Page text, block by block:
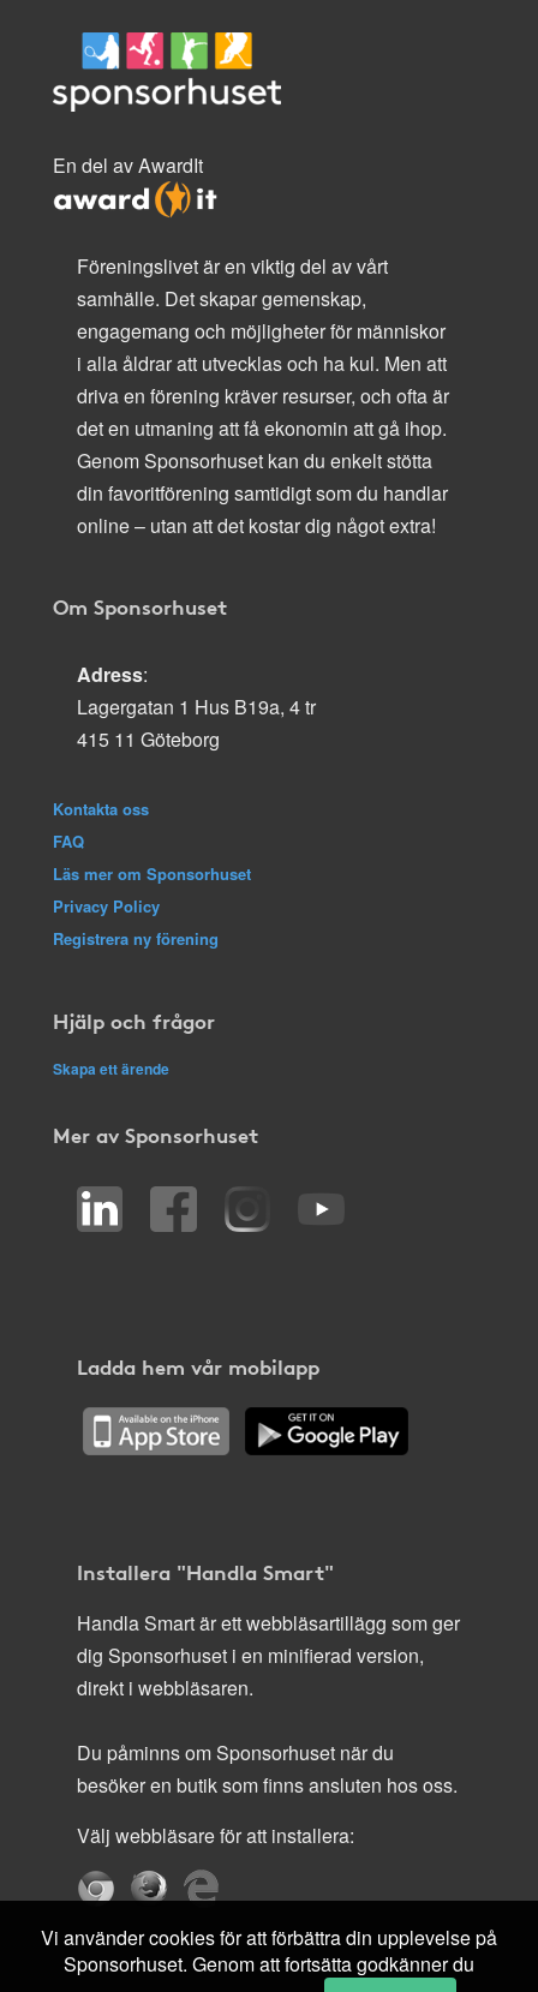
En del av AwardIt
Föreningslivet är en viktig del av vårt
samhälle. Det skapar gemenskap,
engagemang och möjligheter för människor
i alla åldrar att utvecklas och ha kul. Men att
driva en förening kräver resurser, och ofta är
det en utmaning att få ekonomin att gå ihop.
Genom Sponsorhuset kan du enkelt stötta
din favoritförening samtidigt som du handlar
online – utan att det kostar dig något extra!
Om Sponsorhuset
Adress:
Lagergatan 1 Hus B19a, 4 tr
415 11 Göteborg
Kontakta oss
FAQ
Läs mer om Sponsorhuset
Privacy Policy
Registrera ny förening
Hjälp och frågor
Skapa ett ärende
Mer av Sponsorhuset
Ladda hem vår mobilapp
Installera "Handla Smart"
Handla Smart är ett webbläsartillägg som ger
dig Sponsorhuset i en minifierad version,
direkt i webbläsaren.
Du påminns om Sponsorhuset när du
besöker en butik som finns ansluten hos oss.
Välj webbläsare för att installera:
Vi använder cookies för att förbättra din upplevelse på
Sponsorhuset. Genom att fortsätta godkänner du